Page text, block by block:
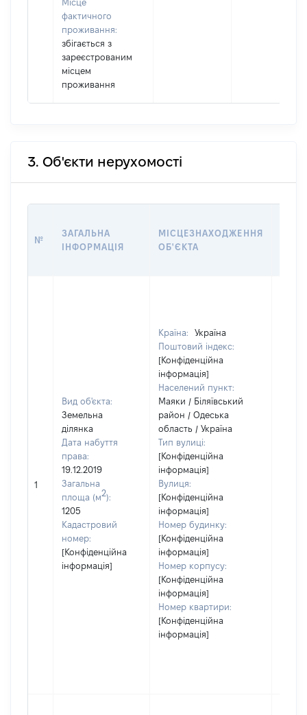
Місце
фактичного
проживання:
збігається з
зареєстрованим
місцем
проживання
3. Об'єкти нерухомості
№
ЗАГАЛЬНА
ІНФОРМАЦІЯ
МІСЦЕЗНАХОДЖЕННЯ
ОБ'ЄКТА
1
Вид об'єкта:
Земельна
ділянка
Дата набуття
права:
19.12.2019
Загальна
площа (м2):
1205
Кадастровий
номер:
[Конфіденційна
інформація]
Країна:
Україна
Поштовий індекс:
[Конфіденційна
інформація]
Населений пункт:
Маяки / Біляївський
район / Одеська
область / Україна
Тип вулиці:
[Конфіденційна
інформація]
Вулиця:
[Конфіденційна
інформація]
Номер будинку:
[Конфіденційна
інформація]
Номер корпусу:
[Конфіденційна
інформація]
Номер квартири:
[Конфіденційна
інформація]